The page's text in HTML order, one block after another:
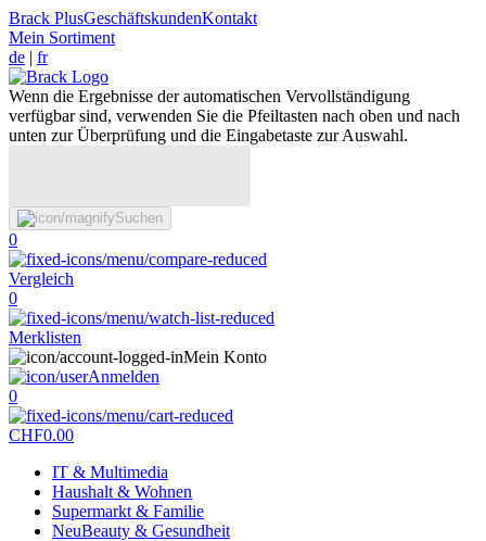
Brack PlusGeschäftskundenKontakt
Mein Sortiment
de | fr
Wenn die Ergebnisse der automatischen Vervollständigung
verfügbar sind, verwenden Sie die Pfeiltasten nach oben und nach
unten zur Überprüfung und die Eingabetaste zur Auswahl.
Suchen
0
Vergleich
0
Merklisten
Mein Konto
Anmelden
0
CHF0.00
IT & Multimedia
Haushalt & Wohnen
Supermarkt & Familie
NeuBeauty & Gesundheit